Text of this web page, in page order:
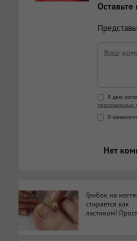
<b>,
Я даю
персональных
Я
Нет
Грибок на
стирается как
ластиком!